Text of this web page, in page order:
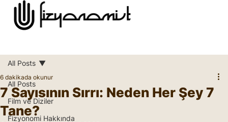
All Posts
Film ve Diziler
Fizyonomi Hakkında
All Posts
7 Sayısının Sırrı: Neden Her Şey 7
Tane?
6 dakikada okunur